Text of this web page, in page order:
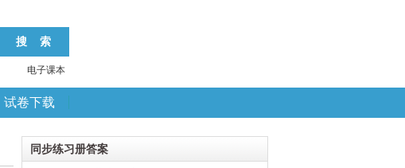
电子课本
试卷下载
同步练习册答案